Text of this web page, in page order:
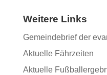
Weitere Links
Gemeindebrief der
Aktuelle Fährzeiten
Aktuelle